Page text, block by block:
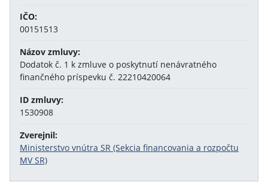
IČO:
00151513
Názov zmluvy:
Dodatok č. 1 k zmluve o poskytnutí nenávratného
finančného príspevku č. 22210420064
ID zmluvy:
1530908
Zverejnil:
Ministerstvo vnútra SR (Sekcia financovania a rozpočtu
MV SR)